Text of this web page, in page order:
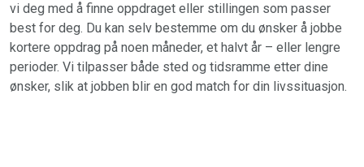
vi deg med å finne oppdraget eller stillingen som passer
best for deg. Du kan selv bestemme om du ønsker å jobbe
kortere oppdrag på noen måneder, et halvt år – eller lengre
perioder. Vi tilpasser både sted og tidsramme etter dine
ønsker, slik at jobben blir en god match for din livssituasjon.